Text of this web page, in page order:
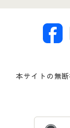
著作権・商標につ
プレゼント＆キャン
交換・返品は
ついて
本サイトの無